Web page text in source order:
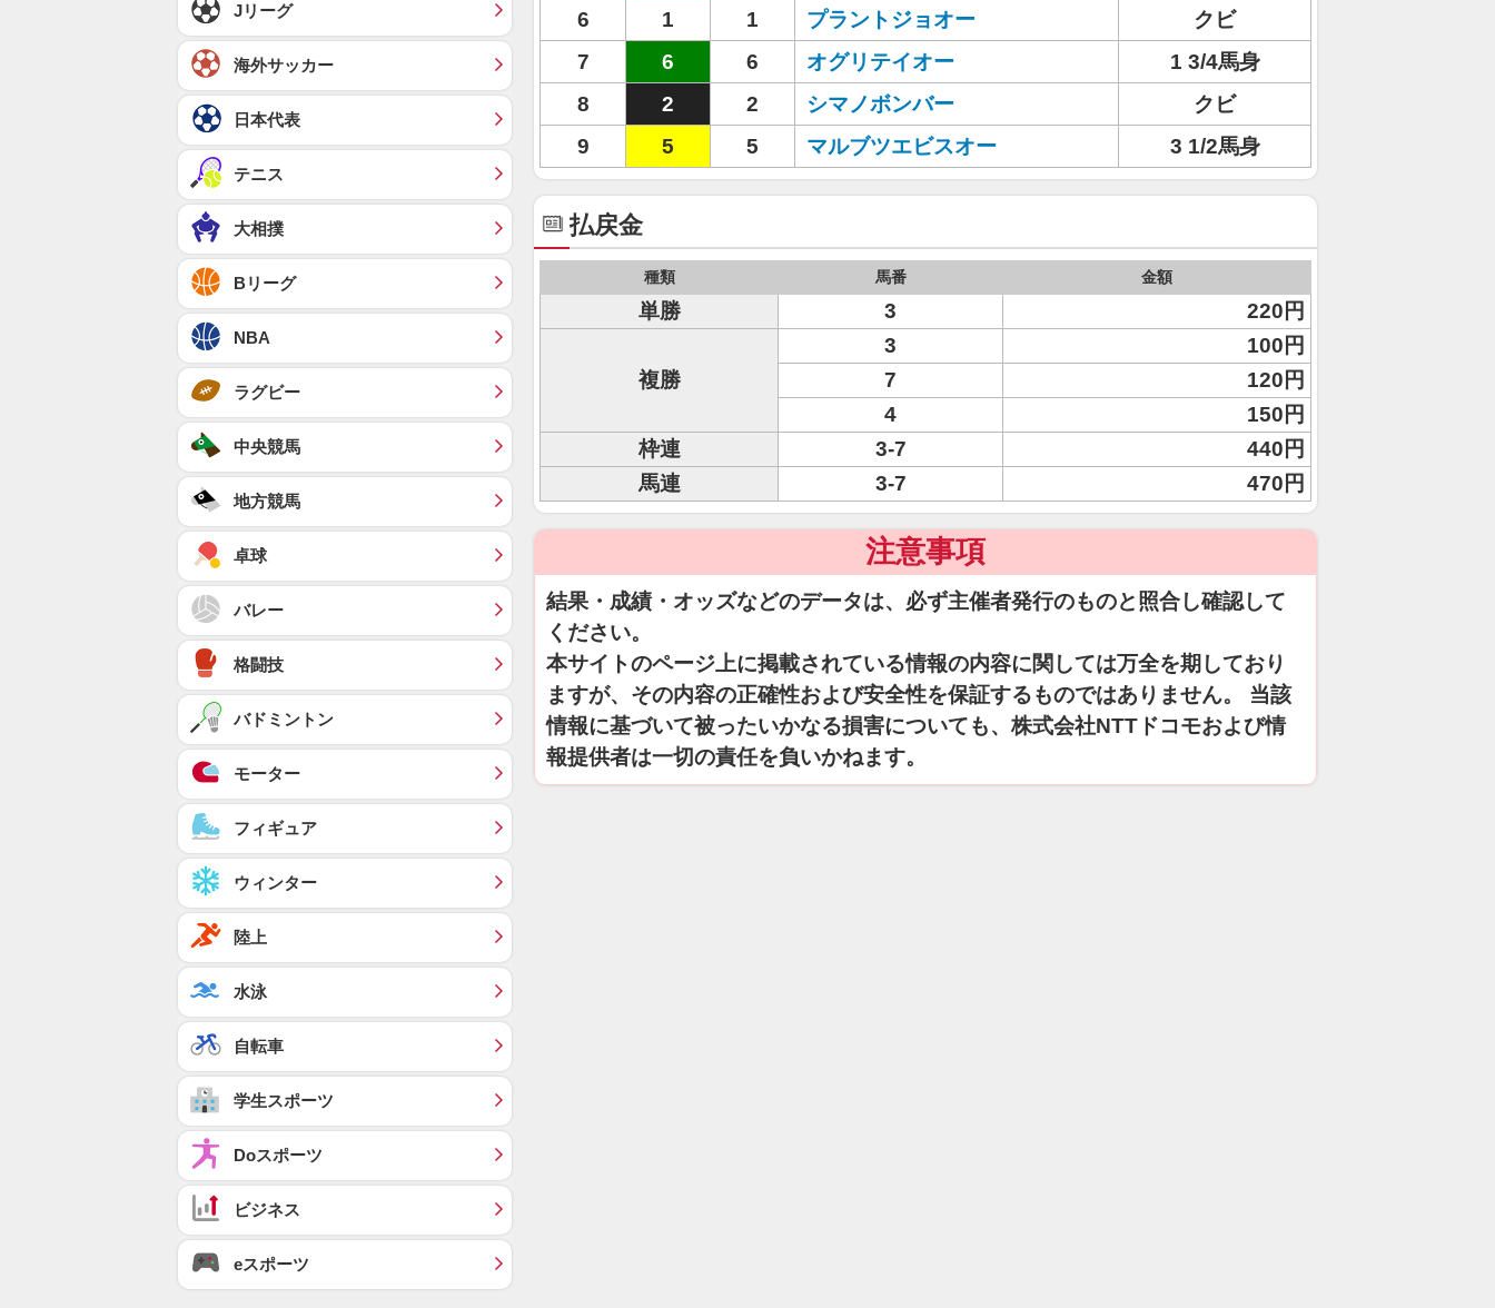
6
1 1 プラントジョオー
クビ
7
6 6 オグリテイオー
1 3/4馬身
8
2 2 シマノボンバー
クビ
9
5 5 マルブツエビスオー 3 1/2馬身
払戻金
種類 馬番 金額
単勝 3 220円
複勝
3
100円
7
120円
4
150円
枠連
3-7
440円
馬連
3-7 470円
注意事項
結果・成績・オッズなどのデータは、必ず主催者発行のものと照合し確認して
ください。
本サイトのページ上に掲載されている情報の内容に関しては万全を期しており
ますが、その内容の正確性および安全性を保証するものではありません。 当該
情報に基づいて被ったいかなる損害についても、株式会社NTTドコモおよび情
報提供者は一切の責任を負いかねます。
Jリーグ
海外サッカー
日本代表
テニス
大相撲
Bリーグ
NBA
ラグビー
中央競馬
地方競馬
卓球
バレー
格闘技
バドミントン
モーター
フィギュア
ウィンター
陸上
水泳
自転車
学生スポーツ
Doスポーツ
ビジネス
eスポーツ